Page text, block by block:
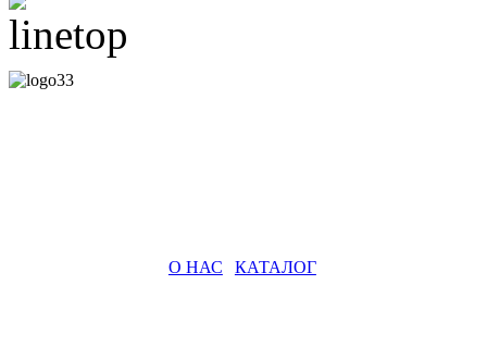
О НАС КАТАЛОГ